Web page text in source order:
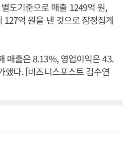
도기준으로 매출 1249억 원,
억 원을 낸 것으로 잠정집계
매출은 8.13%, 영업이익은 43.
다. [비즈니스포스트 김수연